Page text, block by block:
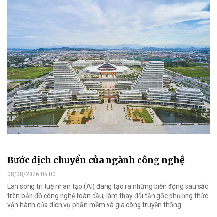
Bước dịch chuyển của ngành công nghệ
08/08/2026 05:00
Làn sóng trí tuệ nhân tạo (AI) đang tạo ra những biến động sâu sắc
trên bản đồ công nghệ toàn cầu, làm thay đổi tận gốc phương thức
vận hành của dịch vụ phần mềm và gia công truyền thống.